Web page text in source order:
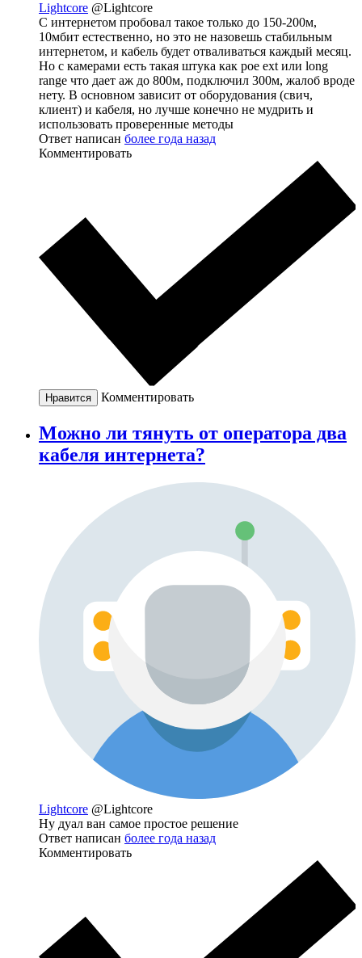
Lightcore @Lightcore
С интернетом пробовал такое только до 150-200м,
10мбит естественно, но это не назовешь стабильным
интернетом, и кабель будет отваливаться каждый месяц.
Но с камерами есть такая штука как poe ext или long
range что дает аж до 800м, подключил 300м, жалоб вроде
нету. В основном зависит от оборудования (свич,
клиент) и кабеля, но лучше конечно не мудрить и
использовать проверенные методы
Ответ написан более года назад
Комментировать
Нравится Комментировать
Можно ли тянуть от оператора два
кабеля интернета?
Lightcore @Lightcore
Ну дуал ван самое простое решение
Ответ написан более года назад
Комментировать